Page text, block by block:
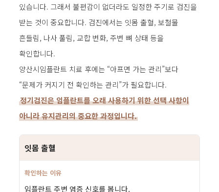
있습니다. 그래서 불편감이 없더라도 일정한 주기로 검진을
받는 것이 중요합니다. 검진에서는 잇몸 출혈, 보철물
흔들림, 나사 풀림, 교합 변화, 주변 뼈 상태 등을
확인합니다.
양산시임플란트 치료 후에는 “아프면 가는 관리”보다
“문제가 커지기 전 확인하는 관리”가 필요합니다.
정기검진은 임플란트를 오래 사용하기 위한 선택 사항이
아니라 유지관리의 중요한 과정입니다.
잇몸 출혈
임플란트 주변 염증 신호를 봅니다.